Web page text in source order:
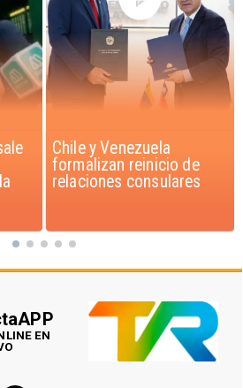
Feriantes rechazan
dichos de Camila Flores
sobre Fabiola Campillai
EN